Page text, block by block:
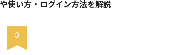
や使い方・ログイン方法を解説